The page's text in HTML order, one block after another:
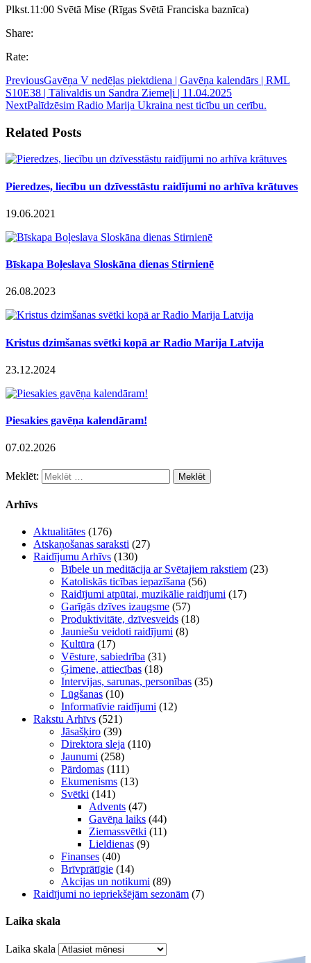
Plkst.11:00 Svētā Mise (Rīgas Svētā Franciska baznīca)
Share:
Rate:
PreviousGavēņa V nedēļas piektdiena | Gavēņa kalendārs | RML
S10E38 | Tālivaldis un Sandra Ziemeļi | 11.04.2025
NextPalīdzēsim Radio Marija Ukraina nest ticību un cerību.
Related Posts
Pieredzes, liecību un dzīvesstāstu raidījumi no arhīva krātuves
19.06.2021
Bīskapa Boļeslava Sloskāna dienas Stirnienē
26.08.2023
Kristus dzimšanas svētki kopā ar Radio Marija Latvija
23.12.2024
Piesakies gavēņa kalendāram!
07.02.2026
Meklēt:
Arhīvs
Aktualitātes (176)
Atskaņošanas saraksti (27)
Raidījumu Arhīvs (130)
Bībele un meditācija ar Svētajiem rakstiem (23)
Katoliskās ticības iepazīšana (56)
Raidījumi atpūtai, muzikālie raidījumi (17)
Garīgās dzīves izaugsme (57)
Produktivitāte, dzīvesveids (18)
Jauniešu veidoti raidījumi (8)
Kultūra (17)
Vēsture, sabiedrība (31)
Ģimene, attiecības (18)
Intervijas, sarunas, personības (35)
Lūgšanas (10)
Informatīvie raidījumi (12)
Rakstu Arhīvs (521)
Jāsašķiro (39)
Direktora sleja (110)
Jaunumi (258)
Pārdomas (111)
Ekumenisms (13)
Svētki (141)
Advents (47)
Gavēņa laiks (44)
Ziemassvētki (11)
Lieldienas (9)
Finanses (40)
Brīvprātīgie (14)
Akcijas un notikumi (89)
Raidījumi no iepriekšējām sezonām (7)
Laika skala
Laika skala